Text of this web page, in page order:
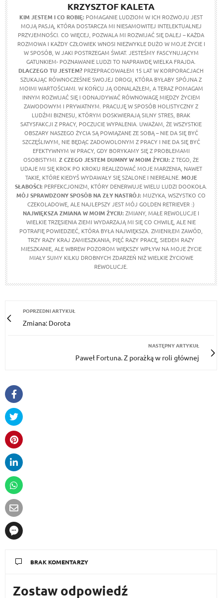
KRZYSZTOF KALETA
KIM JESTEM I CO ROBIĘ: POMAGANIE LUDZIOM W ICH ROZWOJU JEST
MOJĄ PASJĄ, KTÓRA DOSTARCZA MI NIESAMOWITEJ INTELEKTUALNEJ
PRZYJEMNOŚCI. CO WIĘCEJ, POZWALA MI ROZWIJAĆ SIĘ DALEJ – KAŻDA
ROZMOWA I KAŻDY CZŁOWIEK WNOSI NIEZWYKLE DUŻO W MOJE ŻYCIE I
W SPOSÓB, W JAKI POSTRZEGAM ŚWIAT. JESTEŚMY FASCYNUJĄCYM
GATUNKIEM- POZNAWANIE LUDZI TO NAPRAWDĘ WIELKA FRAJDA.
DLACZEGO TU JESTEM? PRZEPRACOWAŁEM 15 LAT W KORPORACJACH
SZUKAJĄC RÓWNOCZEŚNIE SWOJEJ DROGI, KTÓRA BYŁABY SPÓJNA Z
MOIMI WARTOŚCIAMI. W KOŃCU JĄ ODNALAZŁEM, A TERAZ POMAGAM
INNYM ROZWIJAĆ SIĘ I ODNAJDYWAĆ RÓWNOWAGĘ MIĘDZY ŻYCIEM
ZAWODOWYM I PRYWATNYM. PRACUJĘ W SPOSÓB HOLISTYCZNY Z
LUDŹMI BIZNESU, KTÓRYM DOSKWIERAJĄ SILNY STRES, BRAK
SATYSFAKCJI Z PRACY, POCZUCIE WYPALENIA. UWAŻAM, ŻE WSZYSTKIE
OBSZARY NASZEGO ŻYCIA SĄ POWIĄZANE ZE SOBĄ – NIE DA SIĘ BYĆ
SZCZĘŚLIWYM, NIE BĘDĄC ZADOWOLONYM Z PRACY I NIE DA SIĘ BYĆ
EFEKTYWNYM W PRACY, GDY BORYKAMY SIĘ Z PROBLEMAMI
OSOBISTYMI. Z CZEGO JESTEM DUMNY W MOIM ŻYCIU:Z TEGO, ŻE
UDAJE MI SIĘ KROK PO KROKU REALIZOWAĆ MOJE MARZENIA, NAWET
TAKIE, KTÓRE KIEDYŚ WYDAWAŁY SIĘ SZALONE I NIEREALNE. MOJE
SŁABOŚCI: PERFEKCJONIZM, KTÓRY DENERWUJE WIELU LUDZI DOOKOŁA.
MÓJ SPRAWDZONY SPOSÓB NA ZŁY NASTRÓJ:MUZYKA, WSZYSTKO CO
CZEKOLADOWE, ALE NAJLEPSZY JEST MÓJ GOLDEN RETRIEVER :)
NAJWIĘKSZA ZMIANA W MOIM ŻYCIU:ZMIANY, MAŁE REWOLUCJE I
WIELKIE TRZĘSIENIA ZIEMI WYDARZAJĄ MI SIĘ CO CHWILĘ, ALE NIE
POTRAFIĘ POWIEDZIEĆ, KTÓRA BYŁA NAJWIĘKSZA. ZMIENIŁEM ZAWÓD,
TRZY RAZY KRAJ ZAMIESZKANIA, PIĘĆ RAZY PRACĘ, SIEDEM RAZY
MIESZKANIE, ALE WBREW POZOROM WIĘKSZY WPŁYW NA MOJE ŻYCIE
MIAŁY SUMY KILKU DROBNYCH ZDARZEŃ NIŻ WIELKIE ŻYCIOWE
REWOLUCJE.
POPRZEDNI ARTYKUŁ
Zmiana: Dorota
NASTĘPNY ARTYKUŁ
Paweł Fortuna. Z porażką w roli głównej
BRAK KOMENTARZY
Zostaw odpowiedź